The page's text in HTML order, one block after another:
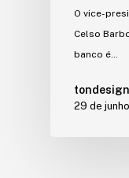
O vice-
Celso
banco é…
tondesign
29 de